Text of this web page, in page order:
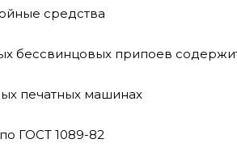
средства
бессвинцовых припоев
печатных машинах
ГОСТ 1089-82